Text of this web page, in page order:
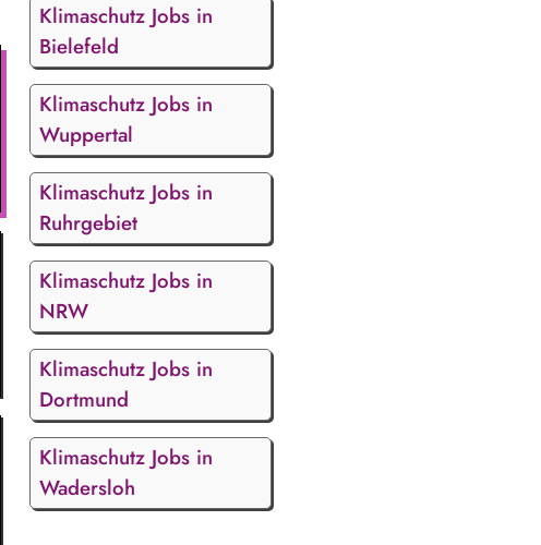
Klimaschutz Jobs in
Bielefeld
Klimaschutz Jobs in
Wuppertal
Klimaschutz Jobs in
Ruhrgebiet
Klimaschutz Jobs in
NRW
Klimaschutz Jobs in
Dortmund
Klimaschutz Jobs in
Wadersloh